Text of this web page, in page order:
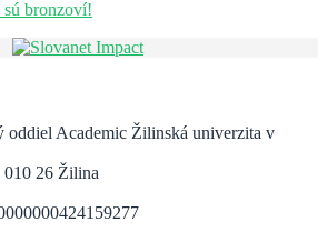
bronzoví!
oddiel Academic Žilinská univerzita v
010 26 Žilina